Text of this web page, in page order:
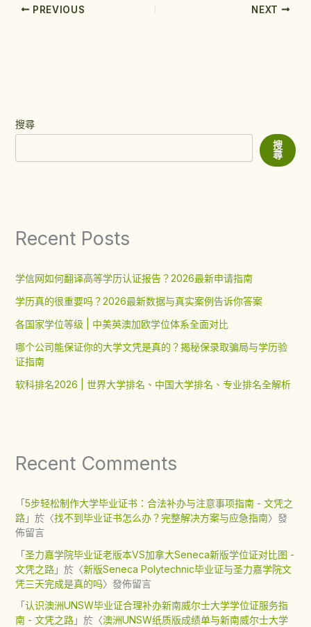
PREVIOUS NEXT
搜尋
搜
尋
Recent Posts
学信网如何翻译高等学历认证报告？2026最新申请指南
学历真的很重要吗？2026最新数据与真实案例告诉你答案
各国家学位等级 | 中美英澳加欧学位体系全面对比
哪个公司能保证你的大学文凭是真的？揭秘保录取骗局与学历验
证指南
软科排名2026 | 世界大学排名、中国大学排名、专业排名全解析
Recent Comments
「5步轻松制作大学毕业证书：合法补办与注意事项指南 - 文凭之
路」於〈找不到毕业证书怎么办？完整解决方案与应急指南〉發
佈留言
「圣力嘉学院毕业证老版本VS加拿大Seneca新版学位证对比图 -
文凭之路」於〈新版Seneca Polytechnic毕业证与圣力嘉学院文
凭三天完成是真的吗〉發佈留言
「认识澳洲UNSW毕业证合理补办新南威尔士大学学位证服务指
南 - 文凭之路」於〈澳洲UNSW纸质版成绩单与新南威尔士大学